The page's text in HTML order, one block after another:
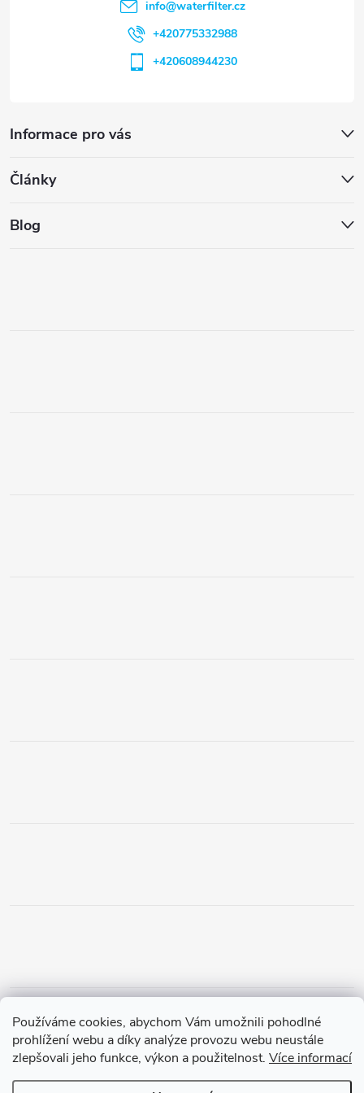
Používáme cookies, abychom Vám umožnili pohodlné
prohlížení webu a díky analýze provozu webu neustále
zlepšovali jeho funkce, výkon a použitelnost. Více informací
Informace pro vás
Články
Blog
info@waterfilter.cz
+420775332988
+420608944230
Zásady ochrany osobních údajů
Doprava a platba Tříletá záruka